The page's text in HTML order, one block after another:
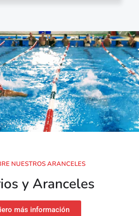
NUESTROS ARANCELES
y Aranceles​
más información